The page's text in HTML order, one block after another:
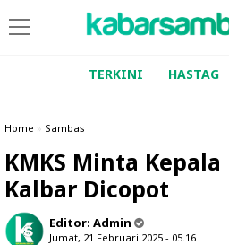
TERKINI HASTAG
Home » Sambas
KMKS Minta
Kalbar Dicopot
Editor: Admin
Jumat, 21 Februari 2025 - 05.16